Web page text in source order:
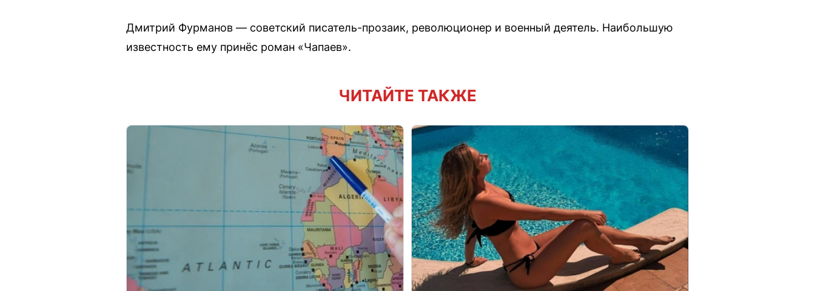
Дмитрий Фурманов — советский писатель-прозаик, революционер и военный деятель. Наибольшую
известность ему принёс роман «Чапаев».
ЧИТАЙТЕ ТАКЖЕ